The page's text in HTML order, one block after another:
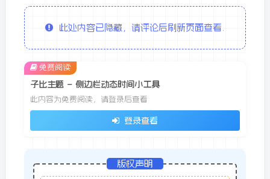
此处内容已隐藏，请评论后刷新页面查看.
子比主题 – 侧边栏动态时间小工具
此内容为免费阅读，请登录后查看
登录查看
免费阅读
版权声明